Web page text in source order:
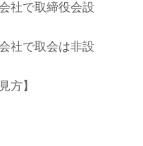
社で取締役会設
社で取会は非設
方】